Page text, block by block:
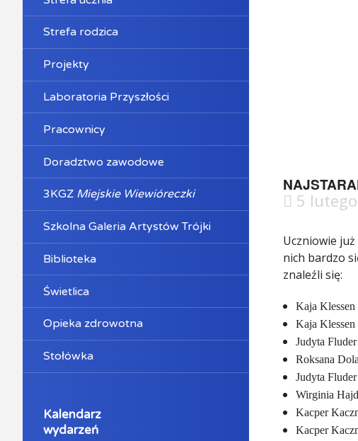
Strefa rodzica
Projekty
Laboratoria Przyszłości
Pracownicy
Doradztwo zawodowe
3KGZ Miejskie Wiewióreczki
Szkolna Galeria Artystów Trójki
Biblioteka
Świetlica
Opieka zdrowotna
Stołówka
Kalendarz
wydarzeń
5
Uczniowie
nich bardzo
znaleźli się:
Kaja Klessen
Kaja Klessen
Judyta
Roksana
Judyta
Wirginia
Kacper
Kacper